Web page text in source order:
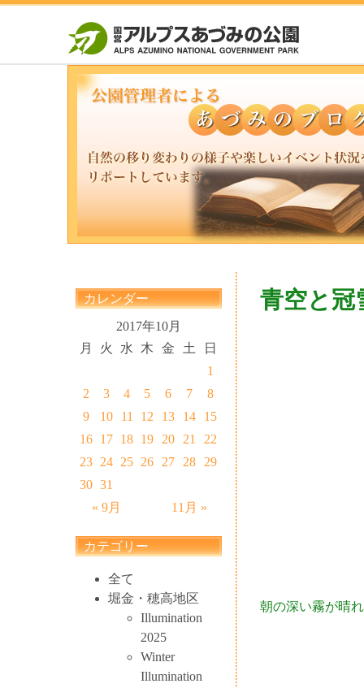
カレンダー
2017年10月
月
火 水 木 金 土 日
« 9月 11月 »
1
2
3 4 5 6 7
8
9
10 11 12 13 14
15
16 17 18 19 20 21
22
23 24 25 26 27 28
29
30 31
カテゴリー
全て
堀金・穂高地区
Illumination
2025
Winter
Illumination
青空と
朝の深い霧が晴